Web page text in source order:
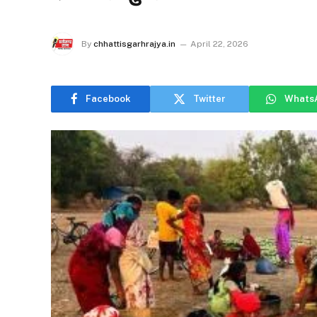
By chhattisgarhrajya.in April 22, 2026
Facebook Twitter